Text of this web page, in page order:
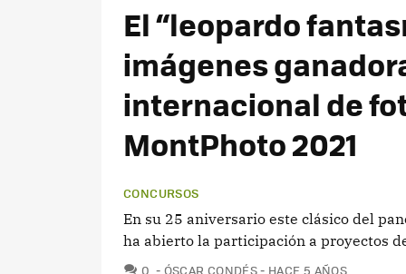
El “leopardo
imágenes
internacional de
MontPhoto 2021
CONCURSOS
En su 25 aniversario este clásico del
ha abierto la participación a proyectos
0 COMENTARIOS
ÓSCAR CONDÉS HACE 5 AÑOS